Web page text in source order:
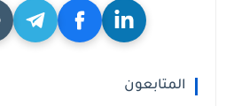
المتابعون